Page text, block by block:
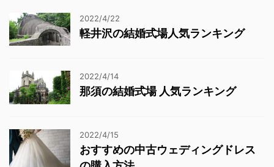
2022/4/22
軽井沢の結婚式場人気ランキング
2022/4/14
那須の結婚式場 人気ランキング
2022/4/15
おすすめの中古ウェディングドレス